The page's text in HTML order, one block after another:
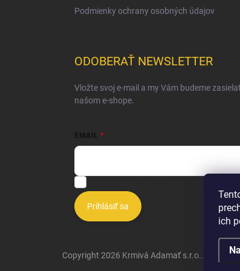
ich
Podmienky ochrany osobných údajov
ODOBERAŤ NEWSLETTER
Vložte svoj e-mail a my Vám budeme
našom e-shope.
EMAIL
Prihlásiť sa
Copyright 2026 Krmivá Adamať s.r.o.. Všetky